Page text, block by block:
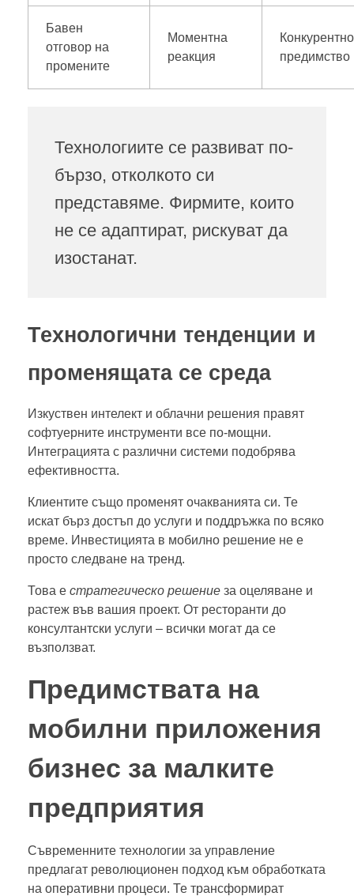
Бавен
отговор на
промените
Моментна
реакция
Конкурентно
предимство
Технологиите се развиват по-
бързо, отколкото си
представяме. Фирмите, които
не се адаптират, рискуват да
изостанат.
Технологични тенденции и
променящата се среда
Изкуствен интелект и облачни решения правят
софтуерните инструменти все по-мощни.
Интеграцията с различни системи подобрява
ефективността.
Клиентите също променят очакванията си. Те
искат бърз достъп до услуги и поддръжка по всяко
време. Инвестицията в мобилно решение не е
просто следване на тренд.
Това е стратегическо решение за оцеляване и
растеж във вашия проект. От ресторанти до
консултантски услуги – всички могат да се
възползват.
Предимствата на
мобилни приложения
бизнес за малките
предприятия
Съвременните технологии за управление
предлагат революционен подход към обработката
на оперативни процеси. Те трансформират